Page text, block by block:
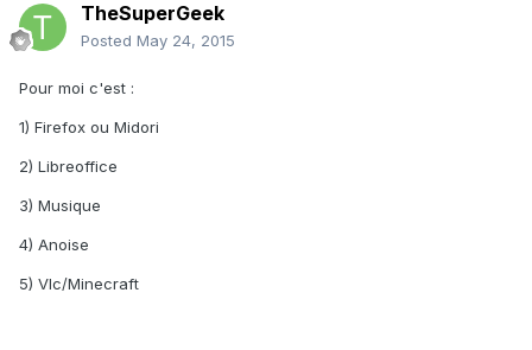
TheSuperGeek
Posted May 24, 2015
Pour moi c'est :
1) Firefox ou Midori
2) Libreoffice
3) Musique
4) Anoise
5) Vlc/Minecraft